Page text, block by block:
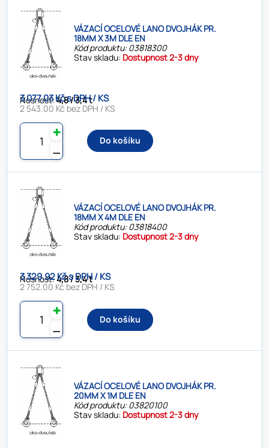
VÁZACÍ OCELOVÉ LANO DVOJHÁK PR.
18MM X 3M DLE EN
Kód produktu: 03818300
Stav skladu: Dostupnost 2-3 dny
Nosnost:4,8 / 3,4 t
3 077.03 Kč s DPH / KS
2 543.00 Kč bez DPH / KS
⚊
✚
Do košíku
VÁZACÍ OCELOVÉ LANO DVOJHÁK PR.
18MM X 4M DLE EN
Kód produktu: 03818400
Stav skladu: Dostupnost 2-3 dny
Nosnost:4,8 / 3,4 t
3 329.92 Kč s DPH / KS
2 752.00 Kč bez DPH / KS
⚊
✚
Do košíku
VÁZACÍ OCELOVÉ LANO DVOJHÁK PR.
20MM X 1M DLE EN
Kód produktu: 03820100
Stav skladu: Dostupnost 2-3 dny